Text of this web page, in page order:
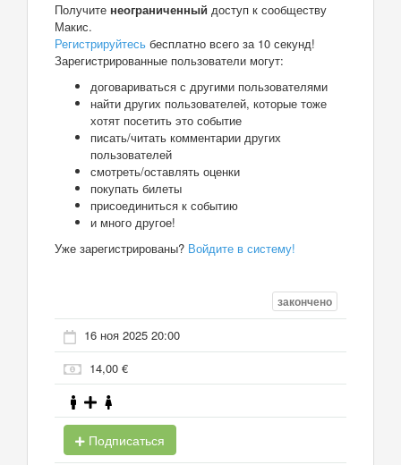
Получите неограниченный доступ к сообществу
Макис.
Регистрируйтесь бесплатно всего за 10 секунд!
Зарегистрированные пользователи могут:
договариваться с другими пользователями
найти других пользователей, которые тоже
хотят посетить это событие
писать/читать комментарии других
пользователей
смотреть/оставлять оценки
покупать билеты
присоединиться к событию
и много другое!
Уже зарегистрированы? Войдите в систему!
закончено
16 ноя 2025 20:00
14,00 €
Подписаться